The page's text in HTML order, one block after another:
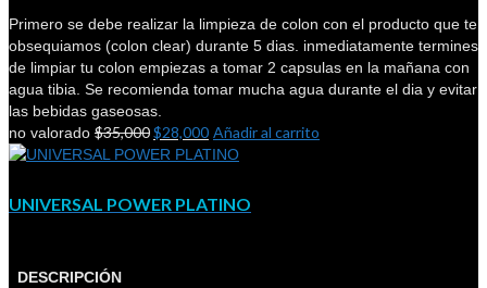
Primero se debe realizar la limpieza de colon con el producto que te
obsequiamos (colon clear) durante 5 dias. inmediatamente termines
de limpiar tu colon empiezas a tomar 2 capsulas en la mañana con
agua tibia. Se recomienda tomar mucha agua durante el dia y evitar
las bebidas gaseosas.
no valorado $35,000$28,000 Añadir al carrito
UNIVERSAL POWER PLATINO
DESCRIPCIÓN